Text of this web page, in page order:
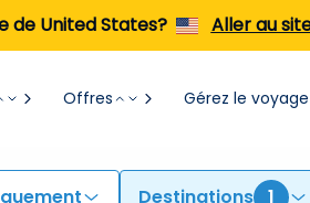
de United States? Aller au
Offres Gérez le voyage
Destinations 1